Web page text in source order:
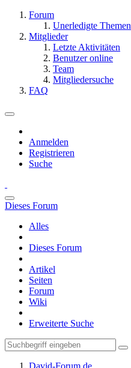
Forum
Unerledigte Themen
Mitglieder
Letzte Aktivitäten
Benutzer online
Team
Mitgliedersuche
FAQ
Anmelden
Registrieren
Suche
Dieses Forum
Alles
Dieses Forum
Artikel
Seiten
Forum
Wiki
Erweiterte Suche
David-Forum.de